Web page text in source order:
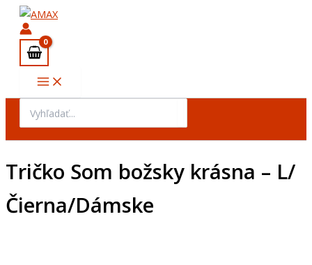
Preskočiť
obsah
for:
Tričko Som božsky krásna – L/
Čierna/Dámske
množstvo
Tričko
Som
božsky
krásna
Čierna/Dámske